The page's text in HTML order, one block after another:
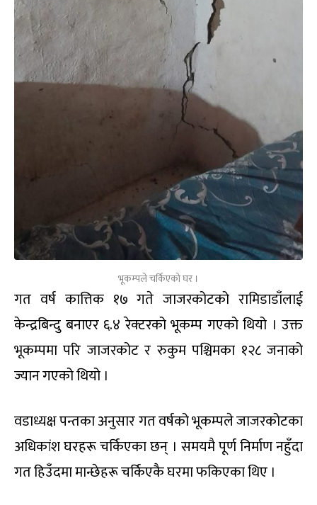
भूकम्पले चर्किएको घर ।
गत वर्ष कात्तिक १७ गते जाजरकोटको रामिडाडाँलाई
केन्द्रबिन्दु बनाएर ६.४ रेक्टरको भूकम्प गएको थियो । उक्त
भूकम्पमा परि जाजरकोट र रुकुम पश्चिमका १२८ जनाको
ज्यान गएको थियो ।
वडाध्यक्ष पन्तका अनुसार गत वर्षको भूकम्पले जाजरकोटका
अधिकांश घरहरू चर्किएका छन् । समयमै पूर्ण निर्माण नहुँदा
गत हिउँदमा मान्छेहरू चर्किएकै घरमा फकिएका थिए ।